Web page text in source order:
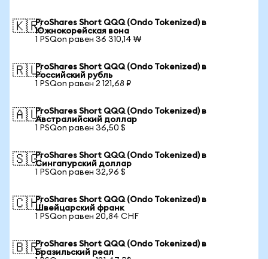
🇰🇷ProShares Short QQQ (Ondo Tokenized) в
Южнокорейская вона
1 PSQon равен 36 310,14 ₩
🇷🇺ProShares Short QQQ (Ondo Tokenized) в
Российский рубль
1 PSQon равен 2 121,68 ₽
🇦🇺ProShares Short QQQ (Ondo Tokenized) в
Австралийский доллар
1 PSQon равен 36,50 $
🇸🇬ProShares Short QQQ (Ondo Tokenized) в
Сингапурский доллар
1 PSQon равен 32,96 $
🇨🇭ProShares Short QQQ (Ondo Tokenized) в
Швейцарский франк
1 PSQon равен 20,84 CHF
🇧🇷ProShares Short QQQ (Ondo Tokenized) в
Бразильский реал